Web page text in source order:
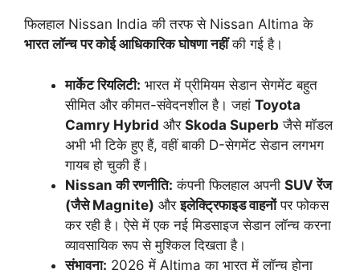
फिलहाल Nissan India की तरफ से Nissan Altima के
भारत लॉन्च पर कोई आधिकारिक घोषणा नहींकी गई है।
मार्केट रियलिटी: भारत में प्रीमियम सेडान सेगमेंट बहुत
सीमित और कीमत-संवेदनशील है। जहां Toyota
Camry Hybrid और Skoda Superb जैसे मॉडल
अभी भी टिके हुए हैं, वहीं बाकी D-सेगमेंट सेडान लगभग
गायब हो चुकी हैं।
Nissan की रणनीति: कंपनी फिलहाल अपनी SUV रेंज
(जैसे Magnite) औरइलेक्ट्रिफाइड वाहनोंपर फोकस
कर रही है। ऐसे में एक नई मिडसाइज सेडान लॉन्च करना
व्यावसायिक रूप से मुश्किल दिखता है।
संभावना: 2026 में Altima का भारत में लॉन्च होना